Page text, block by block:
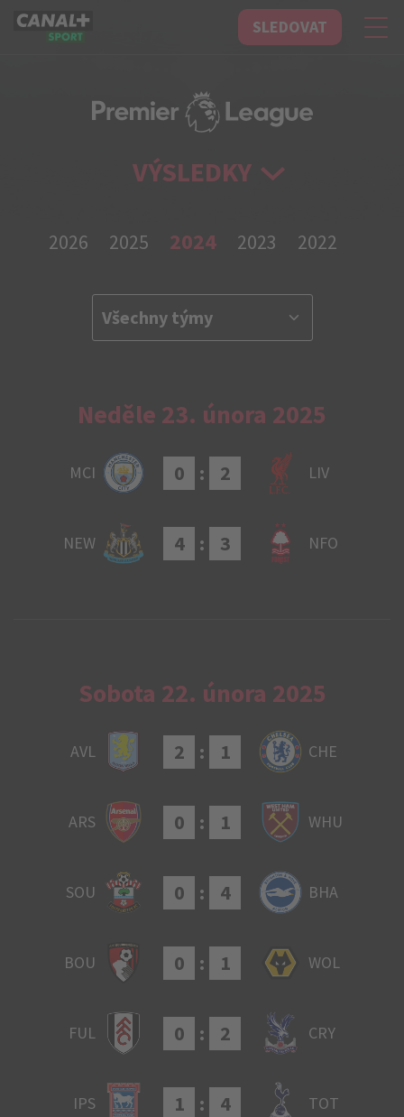
CANAL+ Sport SLEDOVAT
VÝSLEDKY
2026 2025 2024 2023 2022
Neděle 23. února 2025
MCI 0 : 2 LIV
NEW 4 : 3 NFO
Sobota 22. února 2025
AVL 2 : 1 CHE
ARS 0 : 1 WHU
SOU 0 : 4 BHA
BOU 0 : 1 WOL
FUL 0 : 2 CRY
IPS 1 : 4 TOT